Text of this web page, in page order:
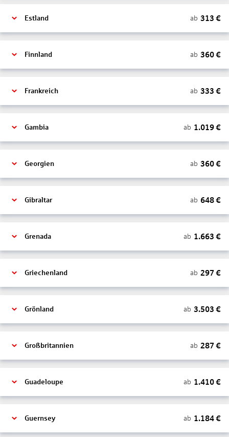
Estland ab 313 €
Finnland ab 360€
Frankreich ab 333 €
Gambia ab 1.019€
Georgien ab 360€
Gibraltar ab 648€
Grenada ab 1.663 €
Griechenland ab 297 €
Grönland ab 3.503 €
Großbritannien ab 287 €
Guadeloupe ab 1.410€
Guernsey ab 1.184€